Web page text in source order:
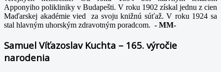
Apponyiho polikliniky v Budapešti. V roku 1902 získal jednu z cien
Maďarskej akadémie vied za svoju knižnú súťaž. V roku 1924 sa
stal hlavným uhorským zdravotným poradcom. - MM-
Samuel Víťazoslav Kuchta – 165. výročie
narodenia